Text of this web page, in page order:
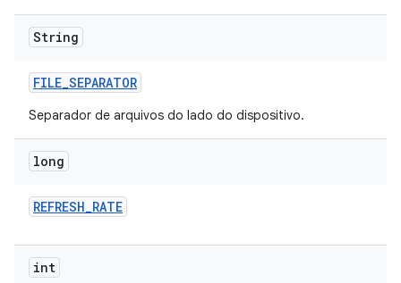
String
FILE_SEPARATOR
Separador de arquivos do lado do dispositivo.
long
REFRESH_RATE
int